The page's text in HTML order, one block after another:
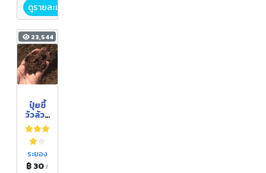
ดูรายละเอียด
23,544
ปุ๋ยขี้
วัวล้วน
ๆจาก
โคขุน
ราคา
ถูก
ระยอง
฿ 30/